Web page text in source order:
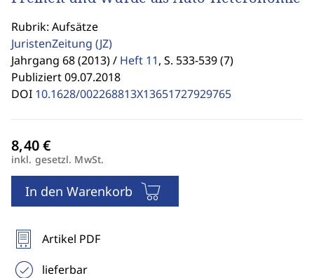
Rubrik: Aufsätze
JuristenZeitung (JZ)
Jahrgang 68 (2013) / Heft 11, S. 533-539 (7)
Publiziert 09.07.2018
DOI 10.1628/002268813X13651727929765
inkl. gesetzl. MwSt.
In den Warenkorb
Artikel PDF
lieferbar